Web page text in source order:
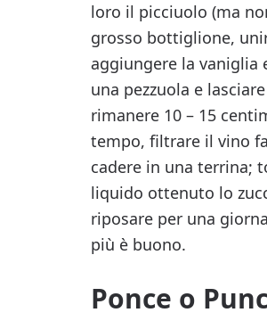
loro il picciuolo (ma
grosso bottiglione,
aggiungere la vaniglia
una pezzuola e
rimanere 10 – 15
tempo, filtrare il vino
cadere in una terrina;
liquido ottenuto lo
riposare per una
più è buono.
Ponce o